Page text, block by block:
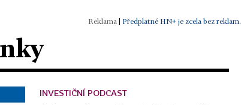
| Předplatné HN+ je zcela bez reklam.
INVESTIČNÍ PODCAST